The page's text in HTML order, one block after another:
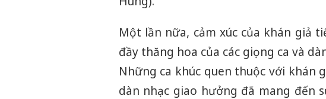
Một lần nữa, cảm xúc của khán giả
đầy thăng hoa của các giọng ca và
Những ca khúc quen thuộc với khán
dàn nhạc giao hưởng đã mang đến